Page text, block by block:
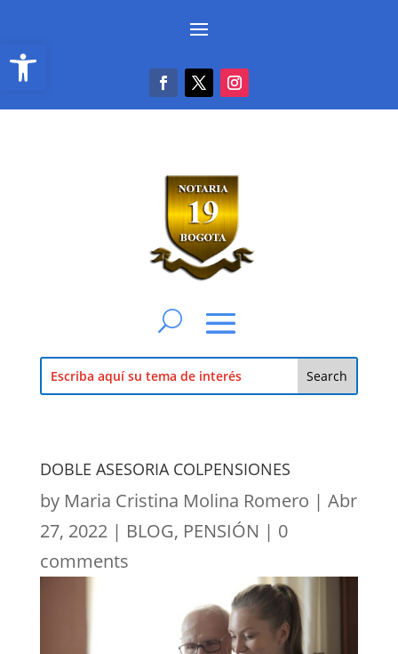
Abrir barra de herramientas
DOBLE ASESORIA COLPENSIONES
by Maria Cristina Molina Romero | Abr
27, 2022| BLOG, PENSIÓN | 0
comments